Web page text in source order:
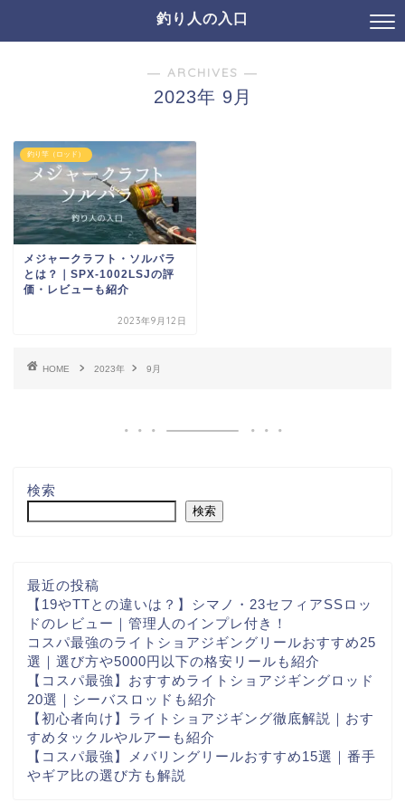
釣り人の入口
― ARCHIVES ―
2023年 9月
釣り竿（ロッド）
メジャークラフト・ソルパラ
とは？｜SPX-1002LSJの評
価・レビューも紹介
2023年9月12日
HOME 2023年 9月
検索
検索
最近の投稿
【19やTTとの違いは？】シマノ・23セフィアSSロッ
ドのレビュー｜管理人のインプレ付き！
コスパ最強のライトショアジギングリールおすすめ25
選｜選び方や5000円以下の格安リールも紹介
【コスパ最強】おすすめライトショアジギングロッド
20選｜シーバスロッドも紹介
【初心者向け】ライトショアジギング徹底解説｜おす
すめタックルやルアーも紹介
【コスパ最強】メバリングリールおすすめ15選｜番手
やギア比の選び方も解説